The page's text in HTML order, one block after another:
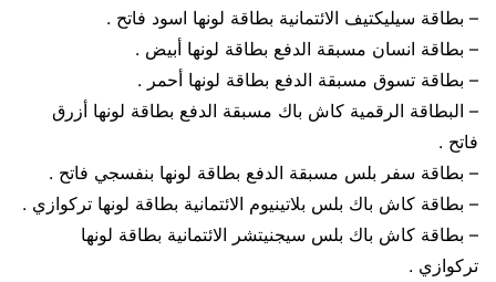
– بطاقة سيليكتيف الائتمانية بطاقة لونها اسود فاتح .
– بطاقة انسان مسبقة الدفع بطاقة لونها أبيض .
– بطاقة تسوق مسبقة الدفع بطاقة لونها أحمر .
– البطاقة الرقمية كاش باك مسبقة الدفع بطاقة لونها أزرق
فاتح .
– بطاقة سفر بلس مسبقة الدفع بطاقة لونها بنفسجي فاتح .
– بطاقة كاش باك بلس بلاتينيوم الائتمانية بطاقة لونها تركوازي .
– بطاقة كاش باك بلس سيجنيتشر الائتمانية بطاقة لونها
تركوازي .